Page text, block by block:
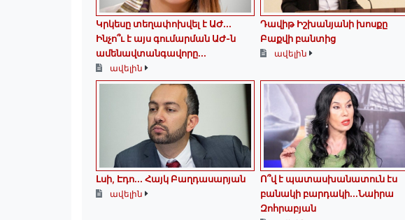
Կրկեսը տեղափոխվել է ԱԺ...
Ինչո՞ւ է այս գումարման ԱԺ-ն
ամենավտանգավորը...
ավելին
Դավիթ Իշխանյանի խոսքը
Բաքվի բանտից
ավելին
Լսի, Էդո․․․ Հայկ Բաղդասարյան
ավելին
Ո՞վ է պատասխանատուն էս
բանակի բարդակի․․․Նաիրա
Զոհրաբյան